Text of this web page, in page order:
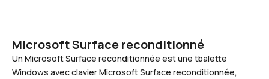
Microsoft Surface reconditionné
Un Microsoft Surface reconditionnée est une tbalette
Windows avec clavier Microsoft Surface reconditionnée,